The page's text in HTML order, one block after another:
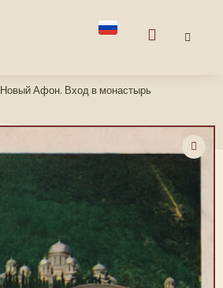
Новый Афон. Вход в монастырь